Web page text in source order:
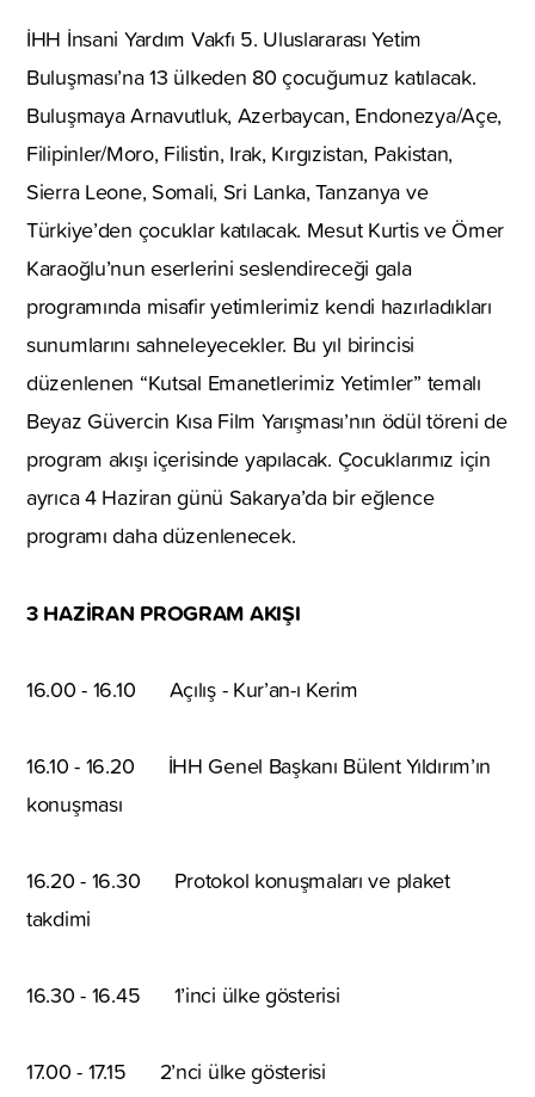
İHH İnsani Yardım Vakfı 5. Uluslararası Yetim
Buluşması’na 13 ülkeden 80 çocuğumuz katılacak.
Buluşmaya Arnavutluk, Azerbaycan, Endonezya/Açe,
Filipinler/Moro, Filistin, Irak, Kırgızistan, Pakistan,
Sierra Leone, Somali, Sri Lanka, Tanzanya ve
Türkiye’den çocuklar katılacak. Mesut Kurtis ve Ömer
Karaoğlu’nun eserlerini seslendireceği gala
programında misafir yetimlerimiz kendi hazırladıkları
sunumlarını sahneleyecekler. Bu yıl birincisi
düzenlenen “Kutsal Emanetlerimiz Yetimler” temalı
Beyaz Güvercin Kısa Film Yarışması’nın ödül töreni de
program akışı içerisinde yapılacak. Çocuklarımız için
ayrıca 4 Haziran günü Sakarya’da bir eğlence
programı daha düzenlenecek.
3 HAZİRAN PROGRAM AKIŞI
16.00 - 16.10 Açılış - Kur’an-ı Kerim
16.10 - 16.20 İHH Genel Başkanı Bülent Yıldırım’ın
konuşması
16.20 - 16.30 Protokol konuşmaları ve plaket
takdimi
16.30 - 16.45 1’inci ülke gösterisi
17.00 - 17.15 2’nci ülke gösterisi